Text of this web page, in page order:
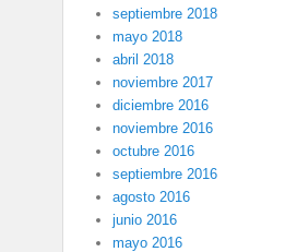
septiembre 2018
mayo 2018
abril 2018
noviembre 2017
diciembre 2016
noviembre 2016
octubre 2016
septiembre 2016
agosto 2016
junio 2016
mayo 2016